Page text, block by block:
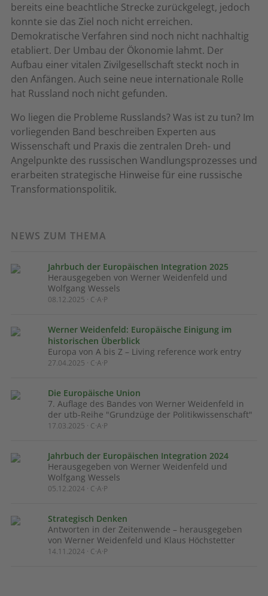
bereits eine beachtliche Strecke zurückgelegt, jedoch
konnte sie das Ziel noch nicht erreichen.
Demokratische Verfahren sind noch nicht nachhaltig
etabliert. Der Umbau der Ökonomie lahmt. Der
Aufbau einer vitalen Zivilgesellschaft steckt noch in
den Anfängen. Auch seine neue internationale Rolle
hat Russland noch nicht gefunden.
Wo liegen die Probleme Russlands? Was ist zu tun? Im
vorliegenden Band beschreiben Experten aus
Wissenschaft und Praxis die zentralen Dreh- und
Angelpunkte des russischen Wandlungsprozesses und
erarbeiten strategische Hinweise für eine russische
Transformationspolitik.
NEWS ZUM THEMA
Jahrbuch der Europäischen Integration 2025
Herausgegeben von Werner Weidenfeld und
Wolfgang Wessels
08.12.2025 · C·A·P
Werner Weidenfeld: Europäische Einigung im
historischen Überblick
Europa von A bis Z – Living reference work entry
27.04.2025 · C·A·P
Die Europäische Union
7. Auflage des Bandes von Werner Weidenfeld in
der utb-Reihe "Grundzüge der Politikwissenschaft"
17.03.2025 · C·A·P
Jahrbuch der Europäischen Integration 2024
Herausgegeben von Werner Weidenfeld und
Wolfgang Wessels
05.12.2024 · C·A·P
Strategisch Denken
Antworten in der Zeitenwende – herausgegeben
von Werner Weidenfeld und Klaus Höchstetter
14.11.2024 · C·A·P